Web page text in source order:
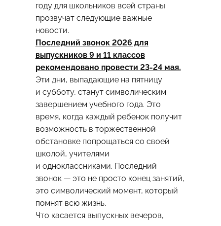
году для школьников всей страны
прозвучат следующие важные
новости.
Последний звонок 2026 для
выпускников 9 и 11 классов
рекомендовано провести 23-24 мая.
Эти дни, выпадающие на пятницу
и субботу, станут символическим
завершением учебного года. Это
время, когда каждый ребенок получит
возможность в торжественной
обстановке попрощаться со своей
школой, учителями
и одноклассниками. Последний
звонок — это не просто конец занятий,
это символический момент, который
помнят всю жизнь.
Что касается выпускных вечеров,